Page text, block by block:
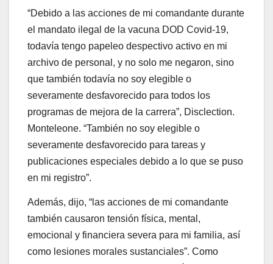
“Debido a las acciones de mi comandante durante
el mandato ilegal de la vacuna DOD Covid-19,
todavía tengo papeleo despectivo activo en mi
archivo de personal, y no solo me negaron, sino
que también todavía no soy elegible o
severamente desfavorecido para todos los
programas de mejora de la carrera”, Disclection.
Monteleone. “También no soy elegible o
severamente desfavorecido para tareas y
publicaciones especiales debido a lo que se puso
en mi registro”.
Además, dijo, “las acciones de mi comandante
también causaron tensión física, mental,
emocional y financiera severa para mi familia, así
como lesiones morales sustanciales”. Como